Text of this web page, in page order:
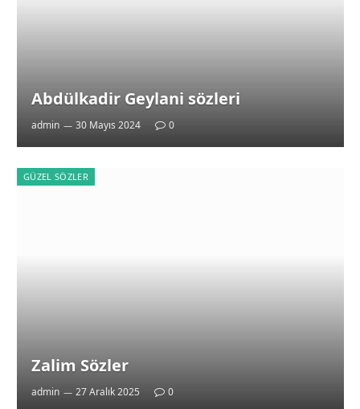
Abdülkadir Geylani sözleri
admin 30 Mayıs 2024 0
GÜZEL SÖZLER
Zalim Sözler
admin 27 Aralık 2025 0